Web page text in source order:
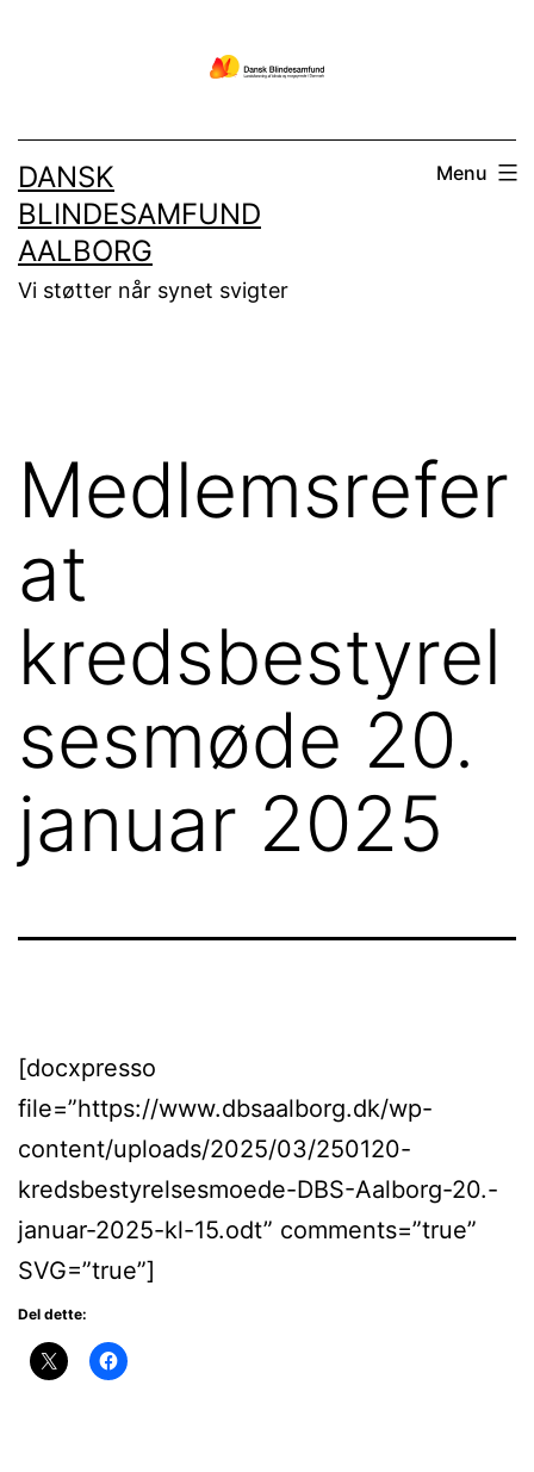
DANSK
BLINDESAMFUND
AALBORG
Vi støtter når synet svigter
Menu
Medlemsrefer
at
kredsbestyrel
sesmøde 20.
januar 2025
[docxpresso
file=”https://www.dbsaalborg.dk/wp-
content/uploads/2025/03/250120-
kredsbestyrelsesmoede-DBS-Aalborg-20.-
januar-2025-kl-15.odt” comments=”true”
SVG=”true”]
Del dette: